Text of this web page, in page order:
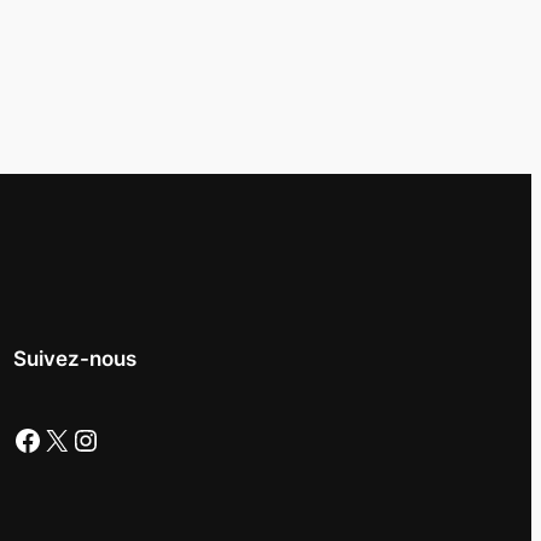
Suivez-nous
Facebook X Instagram